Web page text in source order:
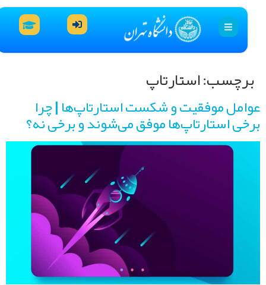
استارتاپ
موفقیت و شکست استارتاپ‌ها | چرا
استارتاپ‌ها موفق می‌شوند و برخی نه؟